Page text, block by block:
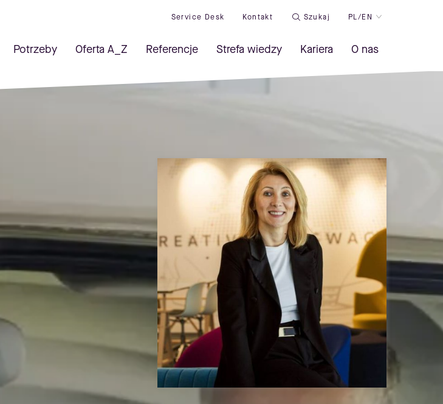
Service Desk Kontakt Szukaj PL/EN
Potrzeby Oferta A_Z Referencje Strefa wiedzy Kariera O nas